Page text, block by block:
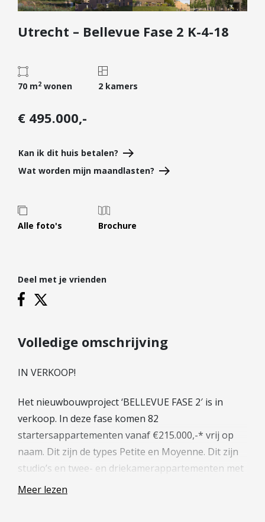
Diensten
Kopen
Huren
Verhuren
Verzekeren
Nieuwbouw
Projectontwikkelaars
Hypotheken
Hypotheekadvies
Starterslening
Financiële check
Duurzame hypotheek
Leer ons kennen
Over Ons
Ons Team
Vacatures
FAQ
Utrecht – Bellevue Fase 2 K-4-18
70 m2 wonen 2 kamers
€ 495.000,-
Kan ik dit huis betalen?
Wat worden mijn maandlasten?
Alle foto's Brochure
Deel met je vrienden
Volledige omschrijving
IN VERKOOP!
Het nieuwbouwproject ‘BELLEVUE FASE 2′ is in
verkoop. In deze fase komen 82
startersappartementen vanaf €215.000,-* vrij op
naam. Dit zijn de types Petite en Moyenne. Dit zijn
studio’s en twee- en driekamerappartementen met
een woonoppervlakte van circa 28 tot 80 m².
Meer lezen